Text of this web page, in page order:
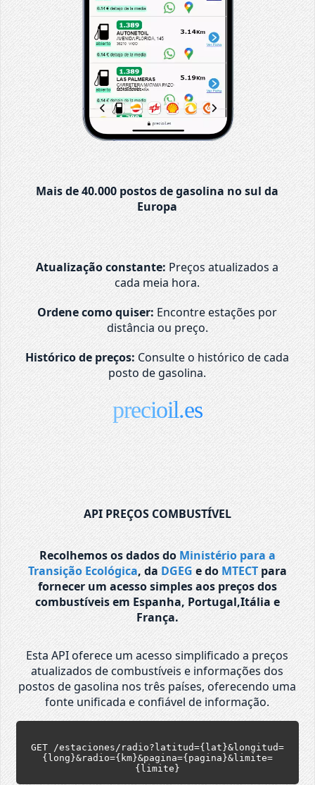
Mais de 40.000 postos de gasolina no sul da
Europa
Atualização constante: Preços atualizados a
cada meia hora.
Ordene como quiser: Encontre estações por
distância ou preço.
Histórico de preços: Consulte o histórico de cada
posto de gasolina.
precioil.es
API PREÇOS COMBUSTÍVEL
Recolhemos os dados do Ministério para a
Transição Ecológica, da DGEG e do MTECTpara
fornecer um acesso simples aos preços dos
combustíveis em Espanha, Portugal,Itália e
França.
Esta API oferece um acesso simplificado a preços
atualizados de combustíveis e informações dos
postos de gasolina nos três países, oferecendo uma
fonte unificada e confiável de informação.
GET /estaciones/radio?latitud={lat}&longitud=
{long}&radio={km}&pagina={pagina}&limite=
{limite}